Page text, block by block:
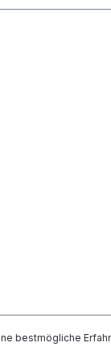
bestmögliche